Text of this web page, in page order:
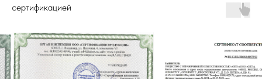
сертификацией